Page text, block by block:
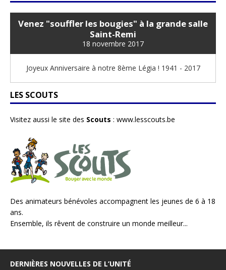
Venez "souffler les bougies" à la grande salle
Saint-Remi
18 novembre 2017
Joyeux Anniversaire à notre 8ème Légia ! 1941 - 2017
LES SCOUTS
Visitez aussi le site des Scouts : www.lesscouts.be
Des animateurs bénévoles accompagnent les jeunes de 6 à 18
ans.
Ensemble, ils rêvent de construire un monde meilleur...
DERNIÈRES NOUVELLES DE L’UNITÉ